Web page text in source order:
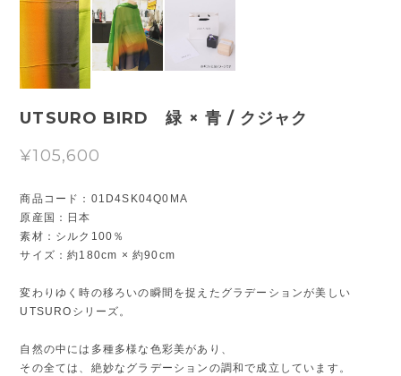
UTSURO BIRD 緑 × 青 / クジャク
¥105,600
商品コード：01D4SK04Q0MA
原産国：日本
素材：シルク100％
サイズ：約180cm × 約90cm
変わりゆく時の移ろいの瞬間を捉えたグラデーションが美しい
UTSUROシリーズ。
自然の中には多種多様な色彩美があり、
その全ては、絶妙なグラデーションの調和で成立しています。